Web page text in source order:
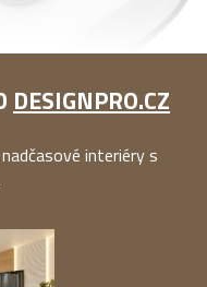
DESIGNPRO.CZ
interiéry s